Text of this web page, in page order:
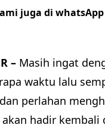
juga di whatsApp
– Masih ingat
waktu lalu
perlahan
hadir kembali